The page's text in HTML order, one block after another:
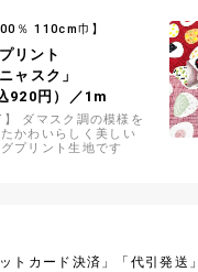
％ 110cm巾】
リント
ャスク」
920円）／1m
】 ダマスク調の模様を
かわいらしく美しい
プリント生地です
トカード決済」「代引発送